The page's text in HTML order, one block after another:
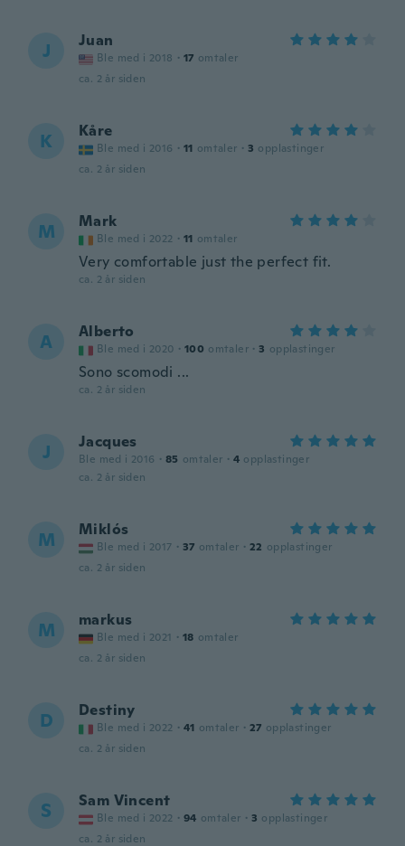
J Juan
Ble med i 2018 · 17 omtaler
ca. 2 år siden
K Kåre
Ble med i 2016 · 11 omtaler · 3 opplastinger
ca. 2 år siden
M Mark
Ble med i 2022 · 11 omtaler
Very comfortable just the perfect fit.
ca. 2 år siden
A Alberto
Ble med i 2020 · 100 omtaler · 3 opplastinger
Sono scomodi ...
ca. 2 år siden
J Jacques
Ble med i 2016 · 85 omtaler · 4 opplastinger
ca. 2 år siden
M Miklós
Ble med i 2017 · 37 omtaler · 22 opplastinger
ca. 2 år siden
M markus
Ble med i 2021 · 18 omtaler
ca. 2 år siden
D Destiny
Ble med i 2022 · 41 omtaler · 27 opplastinger
ca. 2 år siden
S Sam Vincent
Ble med i 2022 · 94 omtaler · 3 opplastinger
ca. 2 år siden